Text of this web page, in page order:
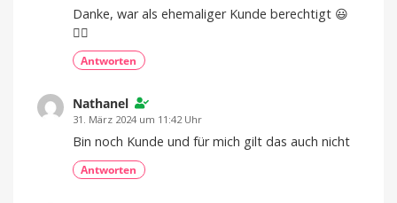
Danke, war als ehemaliger Kunde berechtigt 😃
👍🏽
Antworten
Nathanel
31. März 2024 um 11:42 Uhr
Bin noch Kunde und für mich gilt das auch nicht
Antworten